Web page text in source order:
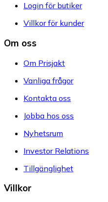
Login för butiker
Villkor för kunder
Om oss
Om Prisjakt
Vanliga frågor
Kontakta oss
Jobba hos oss
Nyhetsrum
Investor Relations
Tillgänglighet
Villkor